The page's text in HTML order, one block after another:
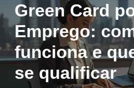
Green Card
Emprego:
funciona e
se qualificar